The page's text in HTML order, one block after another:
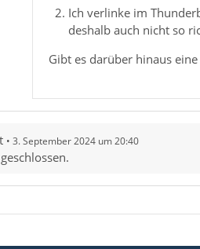
Ich verlinke im
deshalb auch nicht so
Gibt es darüber hinaus
3. September 2024 um 20:40